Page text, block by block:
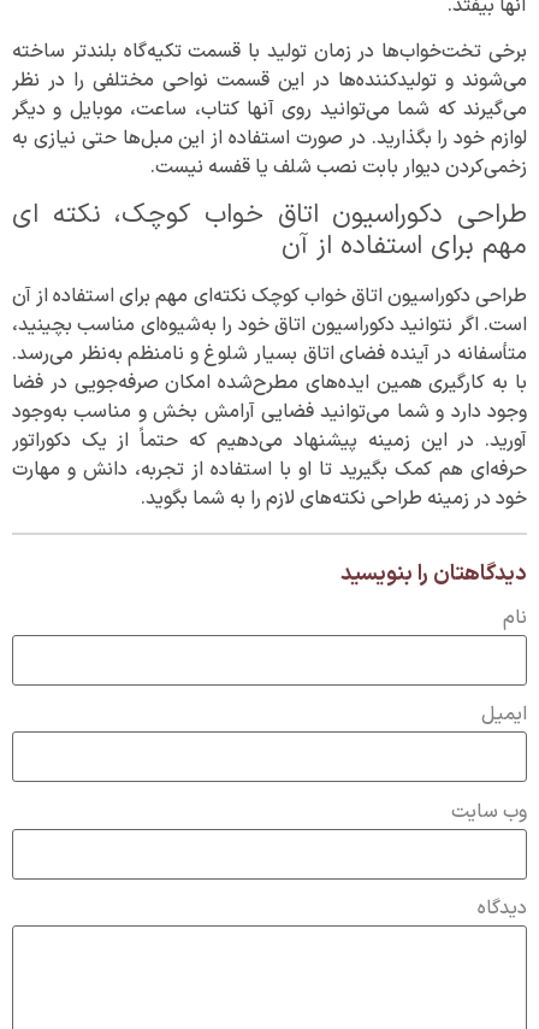
برخی تخت‌خواب‌ها در زمان تولید با قسمت تکیه‌گاه بلندتر ساخته
می‌شوند و تولیدکننده‌ها در این قسمت نواحی مختلفی را در نظر
می‌گیرند که شما می‌توانید روی آنها کتاب، ساعت، موبایل و دیگر
لوازم خود را بگذارید. در صورت استفاده از این مبل‌ها حتی نیازی به
زخمی‌کردن دیوار بابت نصب شلف یا قفسه نیست.
طراحی دکوراسیون اتاق خواب کوچک، نکته ای
مهم برای استفاده از آن
طراحی دکوراسیون اتاق خواب کوچک نکته‌ای مهم برای استفاده از آن
است. اگر نتوانید دکوراسیون اتاق خود را به‌شیوه‌ای مناسب بچینید،
متأسفانه در آینده فضای اتاق بسیار شلوغ و نامنظم به‌نظر می‌رسد.
با به کارگیری همین ایده‌های مطرح‌شده امکان صرفه‌جویی در فضا
وجود دارد و شما می‌توانید فضایی آرامش بخش و مناسب به‌وجود
آورید. در این زمینه پیشنهاد می‌دهیم که حتماً از یک دکوراتور
حرفه‌ای هم کمک بگیرید تا او با استفاده از تجربه، دانش و مهارت
خود در زمینه طراحی نکته‌های لازم را به شما بگوید.
دیدگاهتان را بنویسید
دیدگاه
نام
ایمیل
وب‌ سایت